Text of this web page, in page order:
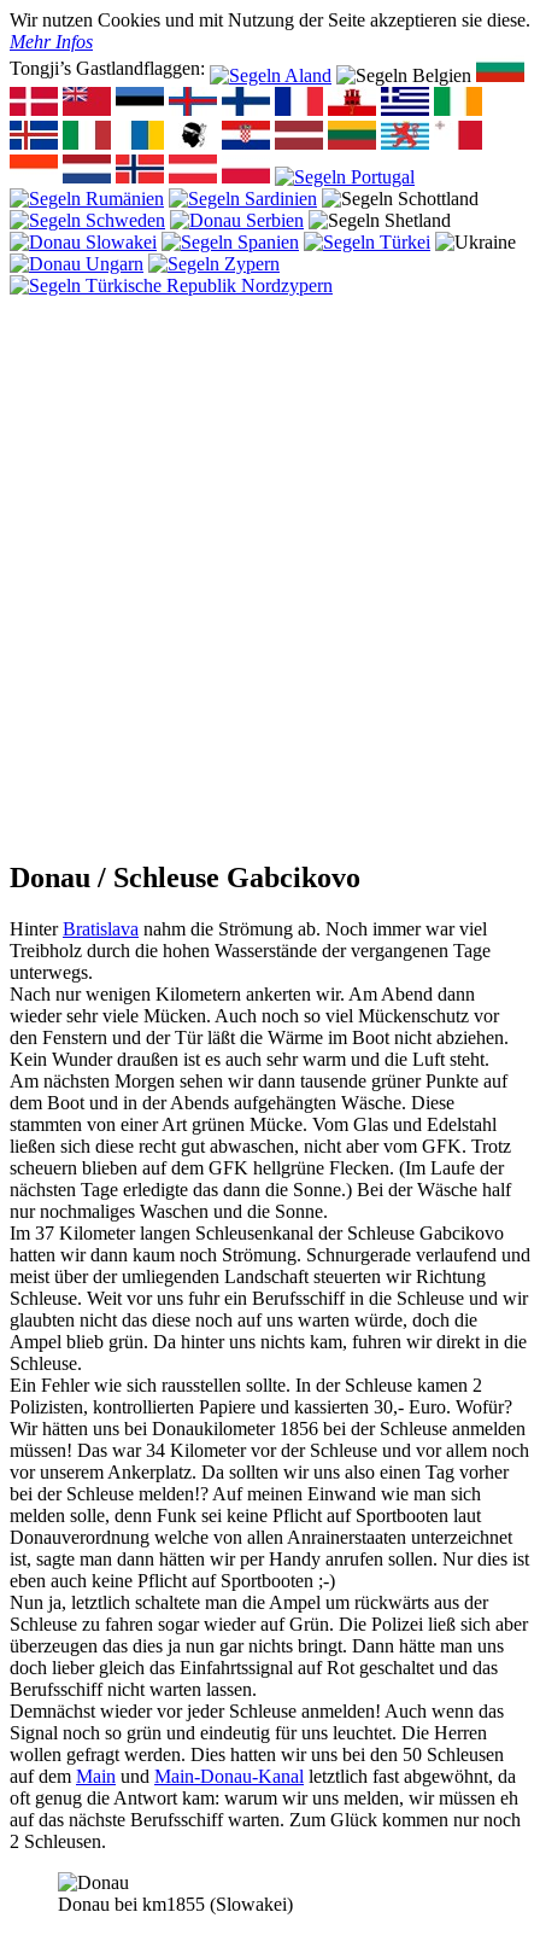
Wir nutzen Cookies und mit Nutzung der Seite akzeptieren sie diese.
Mehr Infos
Tongji’s Gastlandflaggen:
Donau / Schleuse Gabcikovo
HinterBratislava nahm die Strömung ab. Noch immer war viel
Treibholz durch die hohen Wasserstände der vergangenen Tage
unterwegs.
Nach nur wenigen Kilometern ankerten wir. Am Abend dann
wieder sehr viele Mücken. Auch noch so viel Mückenschutz vor
den Fenstern und der Tür läßt die Wärme im Boot nicht abziehen.
Kein Wunder draußen ist es auch sehr warm und die Luft steht.
Am nächsten Morgen sehen wir dann tausende grüner Punkte auf
dem Boot und in der Abends aufgehängten Wäsche. Diese
stammten von einer Art grünen Mücke. Vom Glas und Edelstahl
ließen sich diese recht gut abwaschen, nicht aber vom GFK. Trotz
scheuern blieben auf dem GFK hellgrüne Flecken. (Im Laufe der
nächsten Tage erledigte das dann die Sonne.) Bei der Wäsche half
nur nochmaliges Waschen und die Sonne.
Im 37 Kilometer langen Schleusenkanal der Schleuse Gabcikovo
hatten wir dann kaum noch Strömung. Schnurgerade verlaufend und
meist über der umliegenden Landschaft steuerten wir Richtung
Schleuse. Weit vor uns fuhr ein Berufsschiff in die Schleuse und wir
glaubten nicht das diese noch auf uns warten würde, doch die
Ampel blieb grün. Da hinter uns nichts kam, fuhren wir direkt in die
Schleuse.
Ein Fehler wie sich rausstellen sollte. In der Schleuse kamen 2
Polizisten, kontrollierten Papiere und kassierten 30,- Euro. Wofür?
Wir hätten uns bei Donaukilometer 1856 bei der Schleuse anmelden
müssen! Das war 34 Kilometer vor der Schleuse und vor allem noch
vor unserem Ankerplatz. Da sollten wir uns also einen Tag vorher
bei der Schleuse melden!? Auf meinen Einwand wie man sich
melden solle, denn Funk sei keine Pflicht auf Sportbooten laut
Donauverordnung welche von allen Anrainerstaaten unterzeichnet
ist, sagte man dann hätten wir per Handy anrufen sollen. Nur dies ist
eben auch keine Pflicht auf Sportbooten ;-)
Nun ja, letztlich schaltete man die Ampel um rückwärts aus der
Schleuse zu fahren sogar wieder auf Grün. Die Polizei ließ sich aber
überzeugen das dies ja nun gar nichts bringt. Dann hätte man uns
doch lieber gleich das Einfahrtssignal auf Rot geschaltet und das
Berufsschiff nicht warten lassen.
Demnächst wieder vor jeder Schleuse anmelden! Auch wenn das
Signal noch so grün und eindeutig für uns leuchtet. Die Herren
wollen gefragt werden. Dies hatten wir uns bei den 50 Schleusen
auf dem Main und Main-Donau-Kanal letztlich fast abgewöhnt, da
oft genug die Antwort kam: warum wir uns melden, wir müssen eh
auf das nächste Berufsschiff warten. Zum Glück kommen nur noch
2 Schleusen.
Donau bei km1855 (Slowakei)